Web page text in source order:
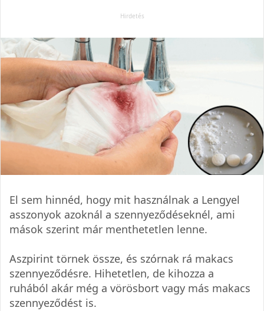
El sem hinnéd, hogy mit használnak a Lengyel
asszonyok azoknál a szennyeződéseknél, ami
mások szerint már menthetetlen lenne.
Aszpirint törnek össze, és szórnak rá makacs
szennyeződésre. Hihetetlen, de kihozza a
ruhából akár még a vörösbort vagy más makacs
szennyeződést is.